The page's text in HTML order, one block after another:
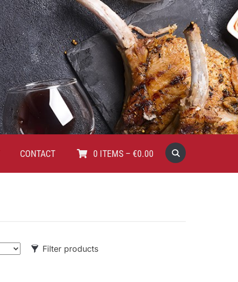
CONTACT 0 ITEMS – €0.00
Filter products